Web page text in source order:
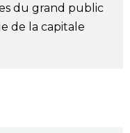
du grand public
de la capitale